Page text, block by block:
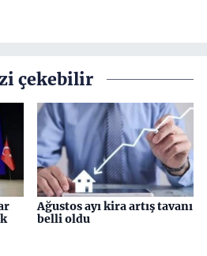
çekebilir
Ağustos ayı kira artış tavanı
belli oldu